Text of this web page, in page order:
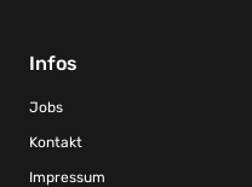
Infos
Jobs
Kontakt
Impressum